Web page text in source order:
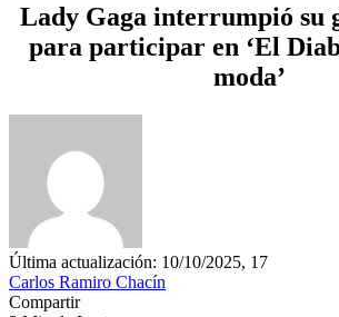
Lady Gaga interrumpió su
para participar en ‘El
moda’
Última actualización: 10/10/2025, 17
Carlos Ramiro Chacín
Compartir